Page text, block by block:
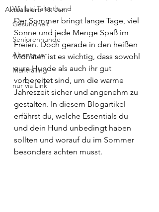
Wir bei Talenthund
Gesundheit
Seniorenhunde
Abenteuer
Mantrailing
nur via Link
Aktualisiert:18. Jan.
Der Sommer bringt lange Tage, viel
Sonne und jede Menge Spaß im
Freien. Doch gerade in den heißen
Monaten ist es wichtig, dass sowohl
eure Hunde als auch ihr gut
vorbereitet sind, um die warme
Jahreszeit sicher und angenehm zu
gestalten. In diesem Blogartikel
erfährst du, welche Essentials du
und dein Hund unbedingt haben
sollten und worauf du im Sommer
besonders achten musst.